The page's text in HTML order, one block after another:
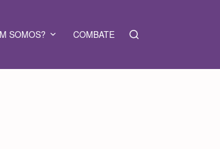
SOMOS? COMBATE